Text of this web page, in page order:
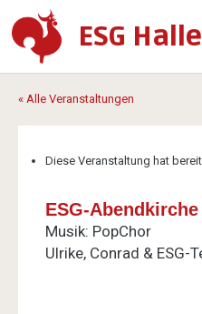
ESG Halle
« Alle Veranstaltungen
Diese Veranstaltung hat
ESG-
Musik: PopChor
Ulrike, Conrad & ESG-